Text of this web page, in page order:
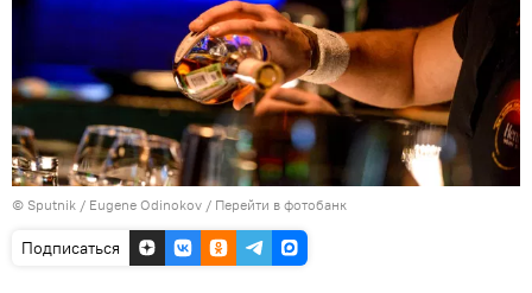
© Sputnik / Eugene Odinokov / Перейти в фотобанк
Подписаться